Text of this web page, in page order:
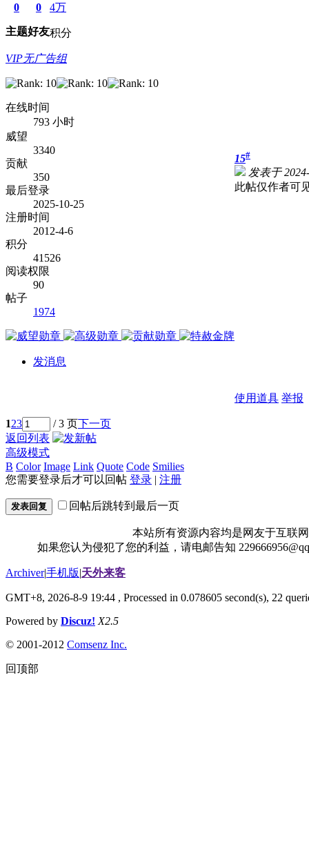
0
主题
0
好友
4万
积分
VIP无广告组
在线时间
793 小时
威望
3340
贡献
350
最后登录
2025-10-25
注册时间
2012-4-6
积分
41526
阅读权限
90
帖子
1974
发消息
15#
发表于
此帖仅作者可
使用道具 举报
123 / 3 页下一页
返回列表
高级模式
B Color Image Link Quote Code Smilies
您需要登录后才可以回帖 登录 | 注册
发表回复 回帖后跳转到最后一页
本站所有资源内容均是网友于互联
如果您认为侵犯了您的利益，请电邮告知
Archiver|手机版|天外来客
GMT+8, 2026-8-9 19:44 , Processed in 0.078605 second(s), 22
Powered by Discuz! X2.5
© 2001-2012 Comsenz Inc.
回顶部